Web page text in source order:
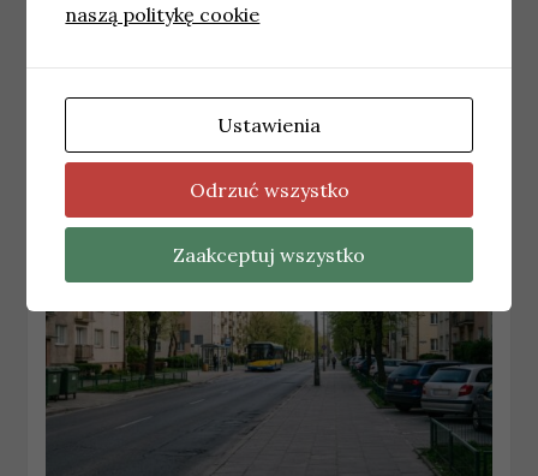
KATOWICE
naszą politykę cookie
Ustawienia
Odrzuć wszystko
Zaakceptuj wszystko